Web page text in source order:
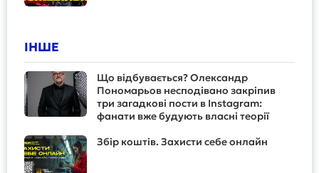
ІНШЕ
Що відбувається? Олександр
Пономарьов несподівано закріпив
три загадкові пости в Instagram:
фанати вже будують власні теорії
Збір коштів. Захисти себе онлайн